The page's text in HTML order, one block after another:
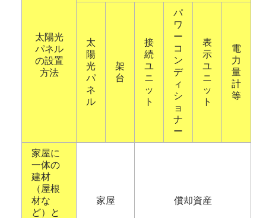
太陽光
パネル
の設置
方法
太
陽
光
パ
ネ
ル
架
台
接
続
ユ
ニ
ッ
ト
パ
ワ
ー
コ
ン
デ
ィ
シ
ョ
ナ
ー
表
示
ユ
ニ
ッ
ト
電
力
量
計
等
家屋に
一体の
建材
（屋根
材な
ど）と
家屋 償却資産